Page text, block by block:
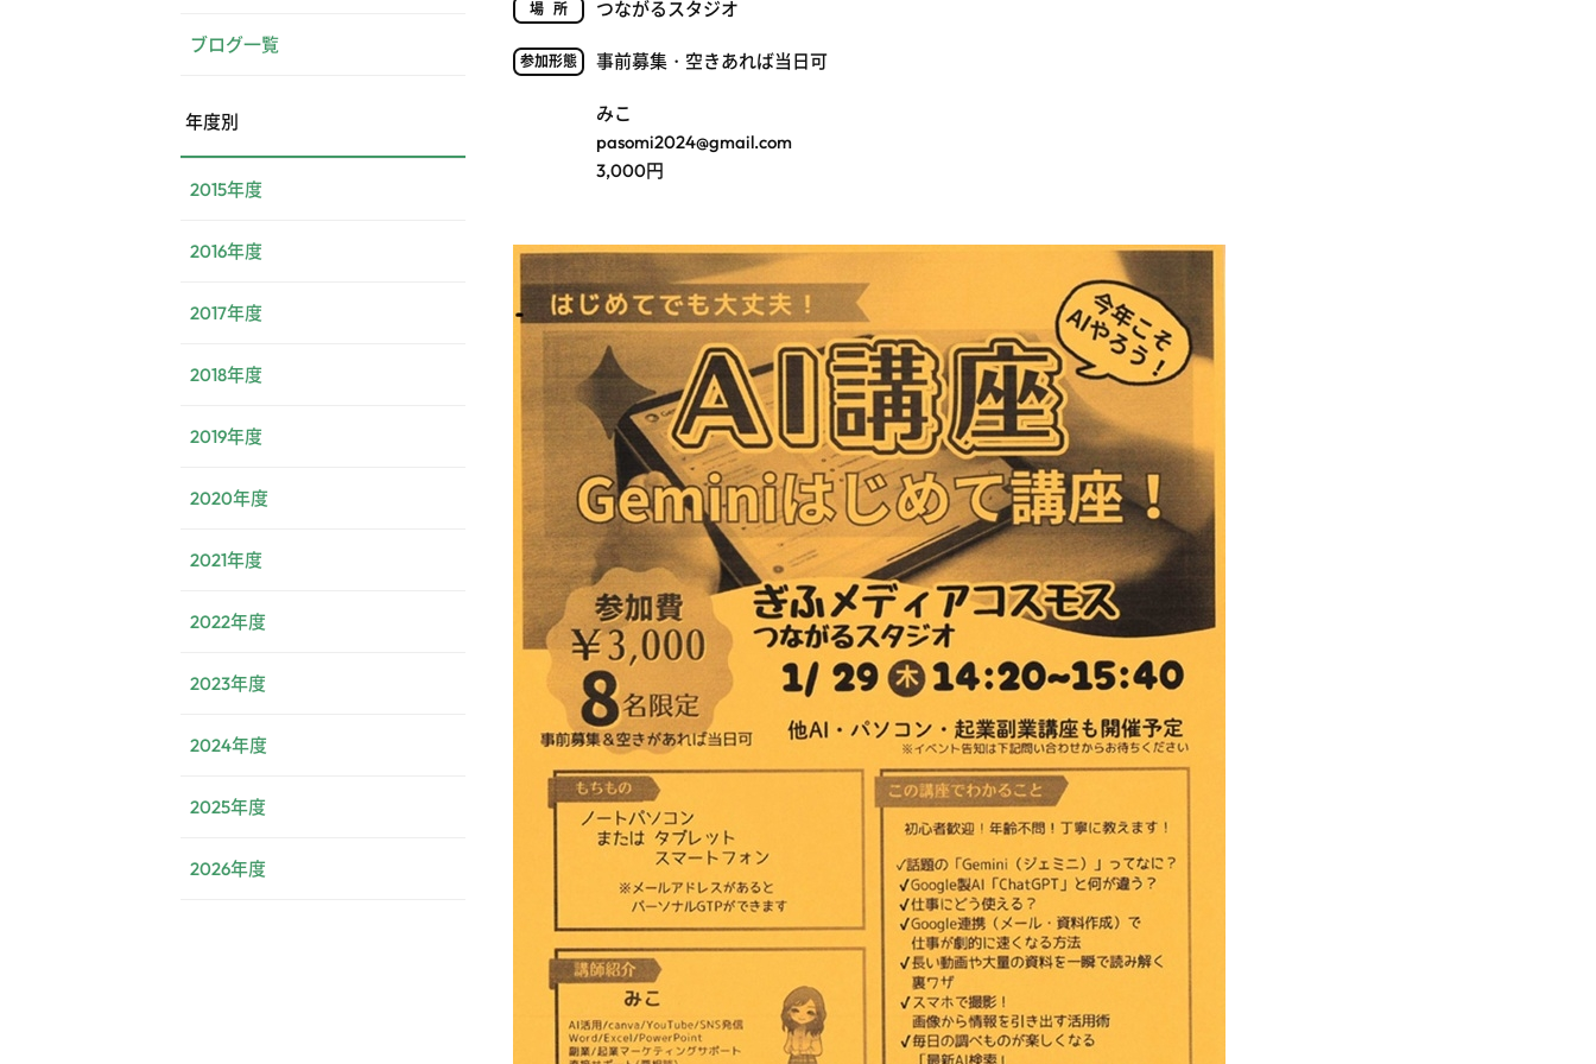
場所 つながるスタジオ
参加形態 事前募集・空きあれば当日可
みこ
pasomi2024@gmail.com
3,000円
ブログ一覧
年度別
2015年度
2016年度
2017年度
2018年度
2019年度
2020年度
2021年度
2022年度
2023年度
2024年度
2025年度
2026年度